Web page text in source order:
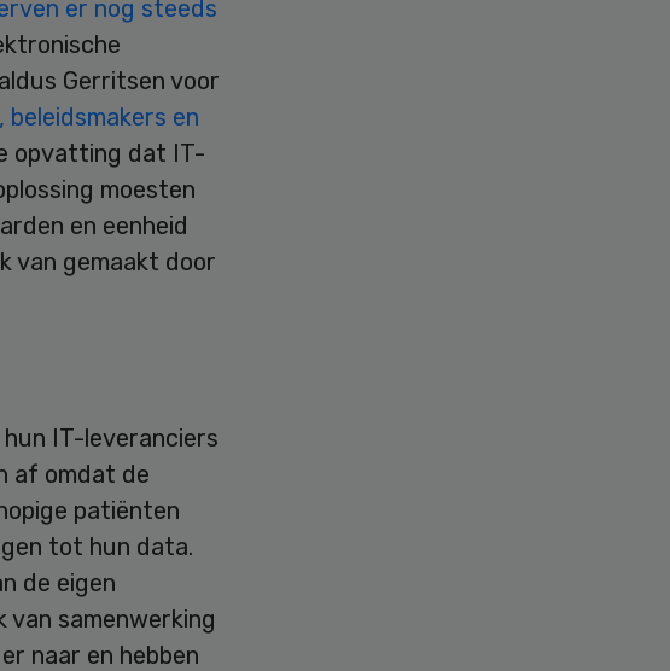
er nog steeds
Gerritsen voor
en
opvatting dat IT-
moesten
en eenheid
van gemaakt door
IT-leveranciers
af omdat de
patiënten
tot hun data.
de eigen
van samenwerking
naar en hebben